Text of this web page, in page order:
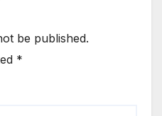
be published.
*